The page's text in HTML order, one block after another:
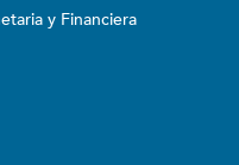
y Financiera